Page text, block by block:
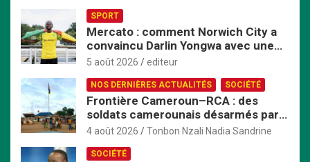
SPORT
Mercato : comment Norwich City a
convaincu Darlin Yongwa avec une
offre irrésistible
5 août 2026 editeur
NOS DERNIÈRES ACTUALITÉS SOCIÉTÉ
Frontière Cameroun–RCA : des
soldats camerounais désarmés par
les FACA, la tension monte
4 août 2026 Tonbon Nzali Nadia Sandrine
SOCIÉTÉ